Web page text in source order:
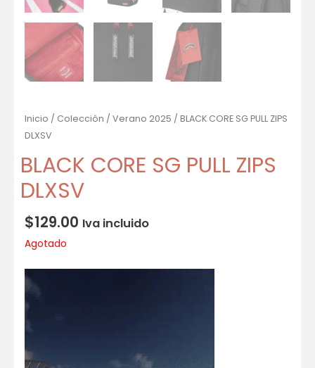
Inicio / Colección / Verano 2025 / BLACK CORE SG PULL ZIPS
DLXSV
BLACK CORE SG PULL ZIPS
DLXSV
$129.00 Iva incluido
Agotado